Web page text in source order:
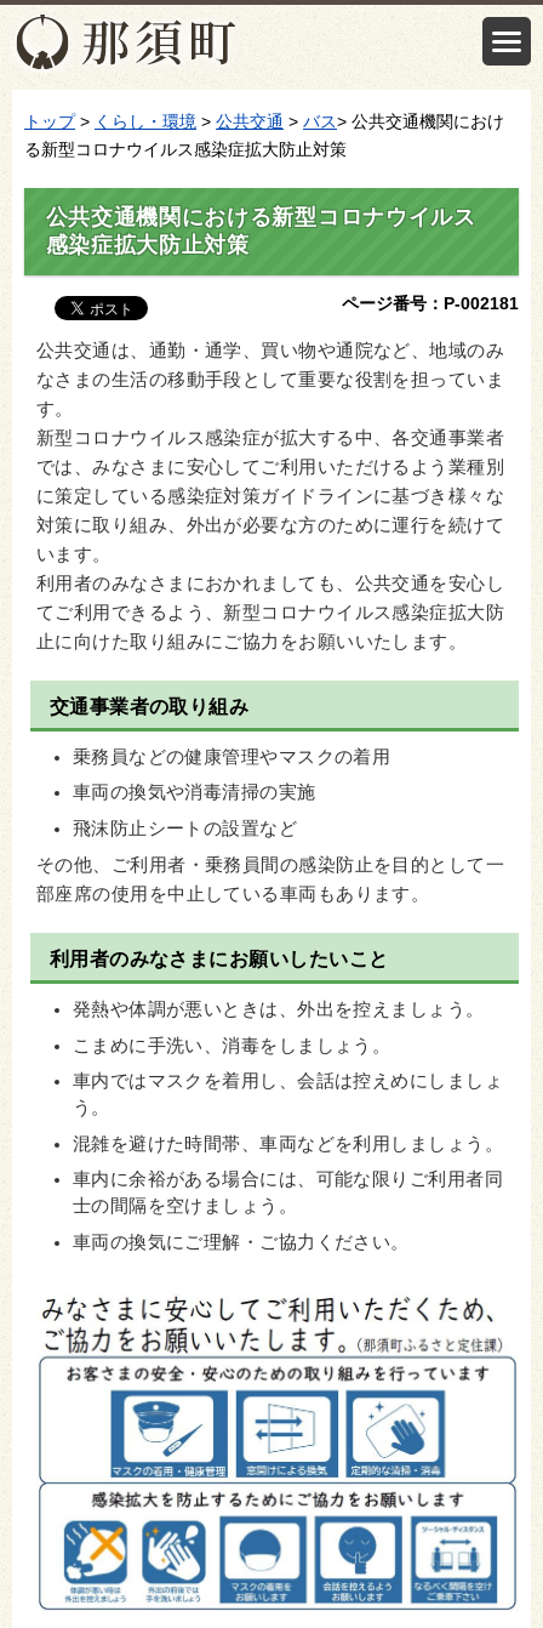
トップ> くらし・環境 > 公共交通 > バス> 公共交通機関におけ
る新型コロナウイルス感染症拡大防止対策
公共交通機関における新型コロナウイルス
感染症拡大防止対策
ページ番号：P-002181
公共交通は、通勤・通学、買い物や通院など、地域のみ
なさまの生活の移動手段として重要な役割を担っていま
す。
新型コロナウイルス感染症が拡大する中、各交通事業者
では、みなさまに安心してご利用いただけるよう業種別
に策定している感染症対策ガイドラインに基づき様々な
対策に取り組み、外出が必要な方のために運行を続けて
います。
利用者のみなさまにおかれましても、公共交通を安心し
てご利用できるよう、新型コロナウイルス感染症拡大防
止に向けた取り組みにご協力をお願いいたします。
交通事業者の取り組み
乗務員などの健康管理やマスクの着用
車両の換気や消毒清掃の実施
飛沫防止シートの設置など
その他、ご利用者・乗務員間の感染防止を目的として一
部座席の使用を中止している車両もあります。
利用者のみなさまにお願いしたいこと
発熱や体調が悪いときは、外出を控えましょう。
こまめに手洗い、消毒をしましょう。
車内ではマスクを着用し、会話は控えめにしましょ
う。
混雑を避けた時間帯、車両などを利用しましょう。
車内に余裕がある場合には、可能な限りご利用者同
士の間隔を空けましょう。
車両の換気にご理解・ご協力ください。